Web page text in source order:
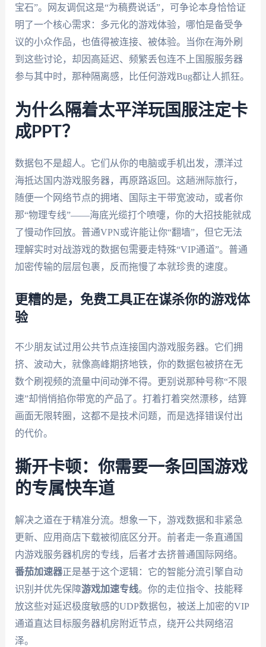
宝石”。网友调侃这是“为稿费说话”，可争论本身恰恰证
明了一个核心需求：多元化的游戏体验，哪怕是备受争
议的小众作品，也值得被连接、被体验。当你在海外刷
到这些讨论，却因高延迟、频繁丢包连不上国服服务器
参与其中时，那种隔离感，比任何游戏Bug都让人抓狂。
为什么隔着太平洋玩国服注定卡
成PPT？
数据包不是超人。它们从你的电脑或手机出发，漂洋过
海抵达国内游戏服务器，再原路返回。这趟洲际旅行，
随便一个网络节点的拥堵、国际主干带宽波动，或者你
那“物理专线”——海底光缆打个喷嚏，你的大招技能就成
了慢动作回放。普通VPN或许能让你“翻墙”，但它无法
理解实时对战游戏的数据包需要走特殊“VIP通道”。普通
加密传输的层层包裹，反而拖慢了本就珍贵的速度。
更糟的是，免费工具正在谋杀你的游戏体
验
不少朋友试过用公共节点连接国内游戏服务器。它们拥
挤、波动大，就像高峰期挤地铁，你的数据包被挤在无
数个刷视频的流量中间动弹不得。更别说那种号称“不限
速”却悄悄掐你带宽的产品了。打着打着突然漂移，结算
画面无限转圈，这都不是技术问题，而是选择错误付出
的代价。
撕开卡顿：你需要一条回国游戏
的专属快车道
解决之道在于精准分流。想象一下，游戏数据和非紧急
更新、应用商店下载被彻底区分开。前者走一条直通国
内游戏服务器机房的专线，后者才去挤普通国际网络。
番茄加速器正是基于这个逻辑：它的智能分流引擎自动
识别并优先保障游戏加速专线。你的走位指令、技能释
放这些对延迟极度敏感的UDP数据包，被送上加密的VIP
通道直达目标服务器机房附近节点，绕开公共网络沼
泽。